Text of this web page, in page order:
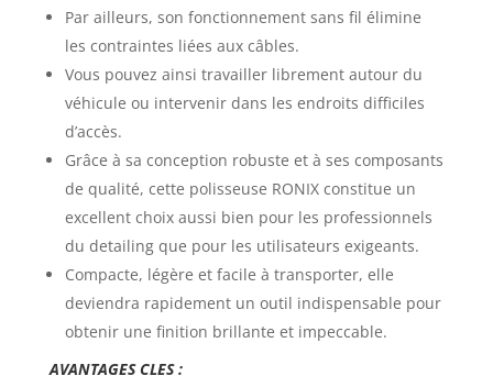
Par ailleurs, son fonctionnement sans fil élimine
les contraintes liées aux câbles.
Vous pouvez ainsi travailler librement autour du
véhicule ou intervenir dans les endroits difficiles
d’accès.
Grâce à sa conception robuste et à ses composants
de qualité, cette polisseuse RONIX constitue un
excellent choix aussi bien pour les professionnels
du detailing que pour les utilisateurs exigeants.
Compacte, légère et facile à transporter, elle
deviendra rapidement un outil indispensable pour
obtenir une finition brillante et impeccable.
AVANTAGES CLES :